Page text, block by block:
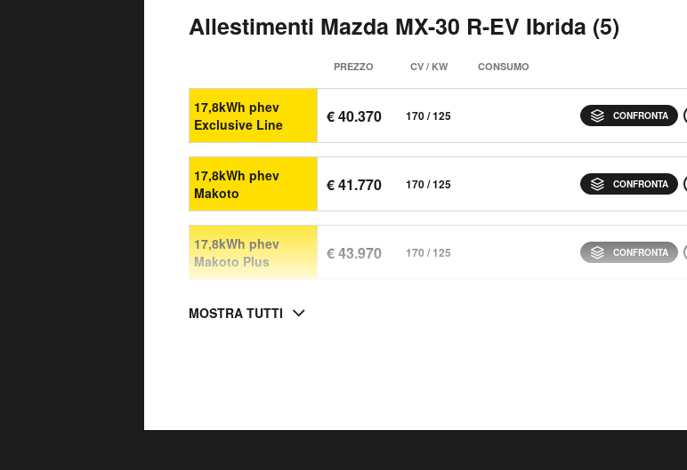
Allestimenti Mazda MX-30 R-EV Ibrida (5)
PREZZO CV / KW CONSUMO
17,8kWh phev
Exclusive Line
€ 40.370 170 / 125 CONFRONTA
17,8kWh phev
Makoto
€ 41.770 170 / 125 CONFRONTA
17,8kWh phev
Makoto Plus
€ 43.970 170 / 125 CONFRONTA
MOSTRA TUTTI